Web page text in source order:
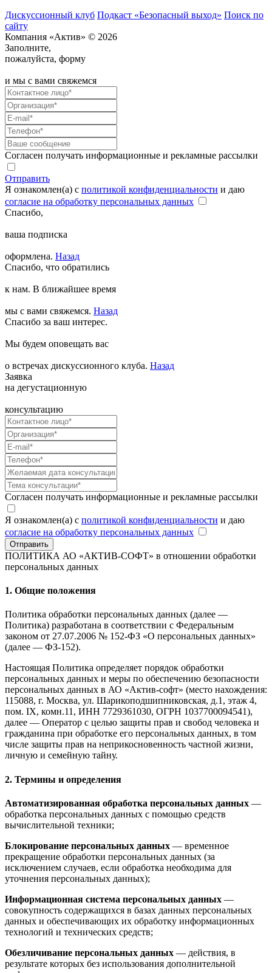
Дискуссионный клуб Подкаст «Безопасный выход» Поиск по
сайту
Компания «Актив» © 2026
Заполните,
пожалуйста, форму
и мы с вами свяжемся
Согласен получать информационные и рекламные рассылки
Отправить
Я ознакомлен(а) с политикой конфиденциальности и даю
согласие на обработку персональных данных
Спасибо,
ваша подписка
оформлена. Назад
Спасибо, что обратились
к нам. В ближайшее время
мы с вами свяжемся. Назад
Спасибо за ваш интерес.
Мы будем оповещать вас
о встречах дискуссионного клуба. Назад
Заявка
на дегустационную
консультацию
Согласен получать информационные и рекламные рассылки
Я ознакомлен(а) с политикой конфиденциальности и даю
согласие на обработку персональных данных
Отправить
ПОЛИТИКА АО «АКТИВ-СОФТ» в отношении обработки
персональных данных
1. Общие положения
Политика обработки персональных данных (далее —
Политика) разработана в соответствии с Федеральным
законом от 27.07.2006 № 152-ФЗ «О персональных данных»
(далее — ФЗ-152).
Настоящая Политика определяет порядок обработки
персональных данных и меры по обеспечению безопасности
персональных данных в АО «Актив-софт» (место нахождения:
115088, г. Москва, ул. Шарикоподшипниковская, д.1, этаж 4,
пом. IX, комн.11, ИНН 7729361030, ОГРН 1037700094541),
далее — Оператор с целью защиты прав и свобод человека и
гражданина при обработке его персональных данных, в том
числе защиты прав на неприкосновенность частной жизни,
личную и семейную тайну.
2. Термины и определения
Автоматизированная обработка персональных данных —
обработка персональных данных с помощью средств
вычислительной техники;
Блокирование персональных данных — временное
прекращение обработки персональных данных (за
исключением случаев, если обработка необходима для
уточнения персональных данных);
Информационная система персональных данных —
совокупность содержащихся в базах данных персональных
данных и обеспечивающих их обработку информационных
технологий и технических средств;
Обезличивание персональных данных — действия, в
результате которых без использования дополнительной